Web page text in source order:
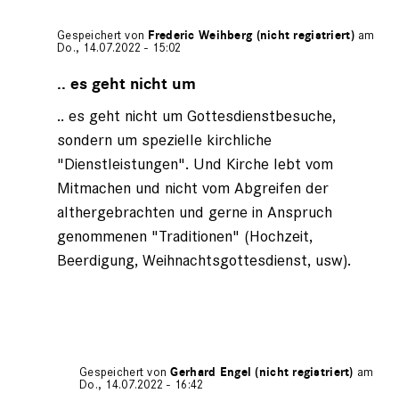
Gespeichert von Frederic Weihberg (nicht registriert)am
Do., 14.07.2022 - 15:02
auf
Gerhard
Engel
registriert)
.. es geht nicht um
.. es geht nicht um Gottesdienstbesuche,
sondern um spezielle kirchliche
"Dienstleistungen". Und Kirche lebt vom
Mitmachen und nicht vom Abgreifen der
althergebrachten und gerne in Anspruch
genommenen "Traditionen" (Hochzeit,
Beerdigung, Weihnachtsgottesdienst, usw).
Gespeichert vonGerhard Engel (nicht registriert) am
Do., 14.07.2022 - 16:42